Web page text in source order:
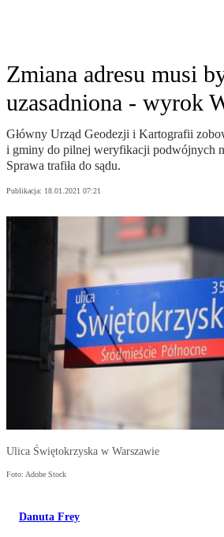
Zmiana adresu musi
uzasadniona - wyrok
Główny Urząd Geodezji i Kartografii
i gminy do pilnej weryfikacji podwójnych
Sprawa trafiła do sądu.
Publikacja: 18.01.2021 07:21
Ulica Świętokrzyska w Warszawie
Foto: Adobe Stock
Danuta Frey